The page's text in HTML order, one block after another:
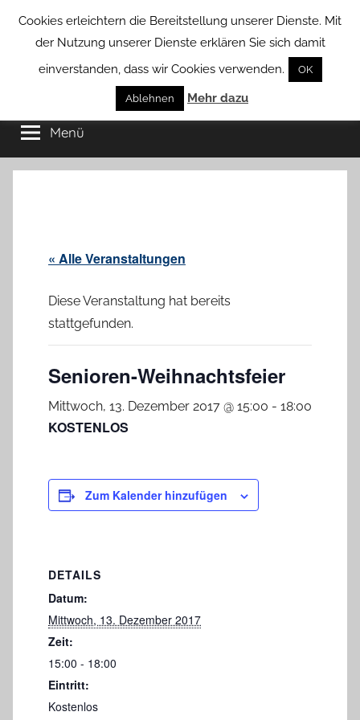
Borstel
von
Groß
Borstel
Menü
« Alle Veranstaltungen
Diese Veranstaltung hat bereits
stattgefunden.
Senioren-Weihnachtsfeier
Mittwoch, 13. Dezember 2017 @ 15:00 - 18:00
KOSTENLOS
Zum Kalender hinzufügen
DETAILS
Datum:
Mittwoch, 13. Dezember 2017
Zeit:
15:00 - 18:00
Eintritt:
Kostenlos
Cookies erleichtern die Bereitstellung unserer Dienste. Mit
der Nutzung unserer Dienste erklären Sie sich damit
einverstanden, dass wir Cookies verwenden.
OK
Ablehnen Mehr dazu